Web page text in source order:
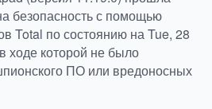
безопасность с помощью
Total по состоянию на Tue, 28
ходе которой не было
ПО или вредоносных